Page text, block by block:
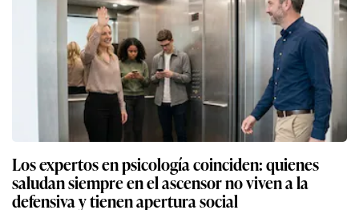
Los expertos en psicología coinciden: quienes
saludan siempre en el ascensor no viven a la
defensiva y tienen apertura social